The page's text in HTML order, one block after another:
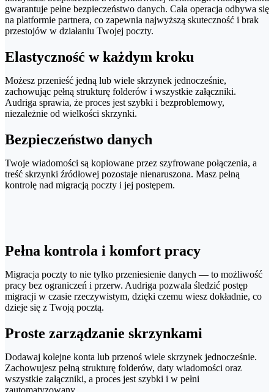
gwarantuje pełne bezpieczeństwo danych. Cała operacja odbywa się
na platformie partnera, co zapewnia najwyższą skuteczność i brak
przestojów w działaniu Twojej poczty.
Elastyczność w każdym kroku
Możesz przenieść jedną lub wiele skrzynek jednocześnie,
zachowując pełną strukturę folderów i wszystkie załączniki.
Audriga sprawia, że proces jest szybki i bezproblemowy,
niezależnie od wielkości skrzynki.
Bezpieczeństwo danych
Twoje wiadomości są kopiowane przez szyfrowane połączenia, a
treść skrzynki źródłowej pozostaje nienaruszona. Masz pełną
kontrolę nad migracją poczty i jej postępem.
Pełna kontrola i komfort pracy
Migracja poczty to nie tylko przeniesienie danych — to możliwość
pracy bez ograniczeń i przerw. Audriga pozwala śledzić postęp
migracji w czasie rzeczywistym, dzięki czemu wiesz dokładnie, co
dzieje się z Twoją pocztą.
Proste zarządzanie skrzynkami
Dodawaj kolejne konta lub przenoś wiele skrzynek jednocześnie.
Zachowujesz pełną strukturę folderów, daty wiadomości oraz
wszystkie załączniki, a proces jest szybki i w pełni